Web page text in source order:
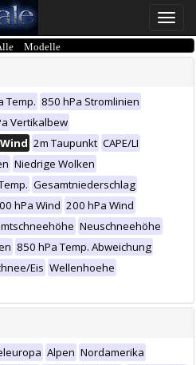
Toggle
Modelle
Temp. 850 hPa Stromlinien
Vertikalbew
2m Taupunkt CAPE/LI
Niedrige Wolken
Gesamtniederschlag
hPa Wind 200 hPa Wind
Neuschneehöhe
850 hPa Temp. Abweichung
Eis Wellenhoehe
Alpen Nordamerika